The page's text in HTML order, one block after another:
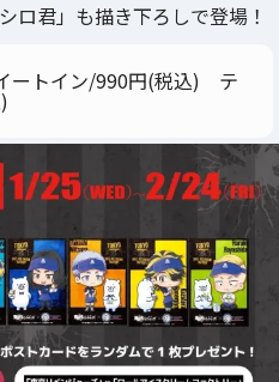
ロ君」も描き下ろしで登場！
ートイン/990円(税込) テ